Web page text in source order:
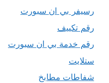
رسيفر بي ان سبورت
رقم تكييف
رقم خدمة بي ان سبورت
ستلايت
شفاطات مطابخ